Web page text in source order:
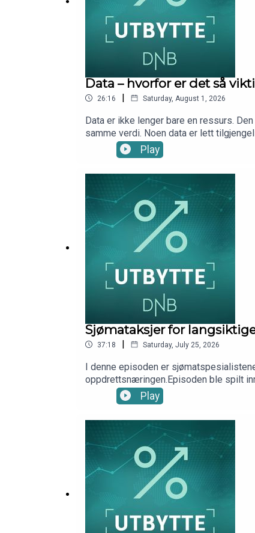
Data – hvorfor er det så
26:16 | Saturday, August 1, 2026
Data er ikke lenger bare en ressurs.
samme verdi. Noen data er lett
andre ligger gjemt i tekst, bilder,
har Marius Brun Haugen med seg
DNB Wealth Management Investment
Play
Sjømataksjer for
37:18 | Saturday, July 25, 2026
I denne episoden er
oppdrettsnæringen.Episoden ble spilt
André Farago, DNB Wealth
Play